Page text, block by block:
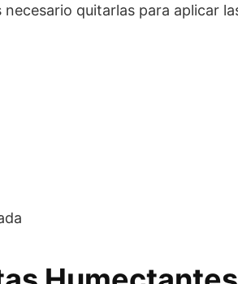
quitarlas para aplicar